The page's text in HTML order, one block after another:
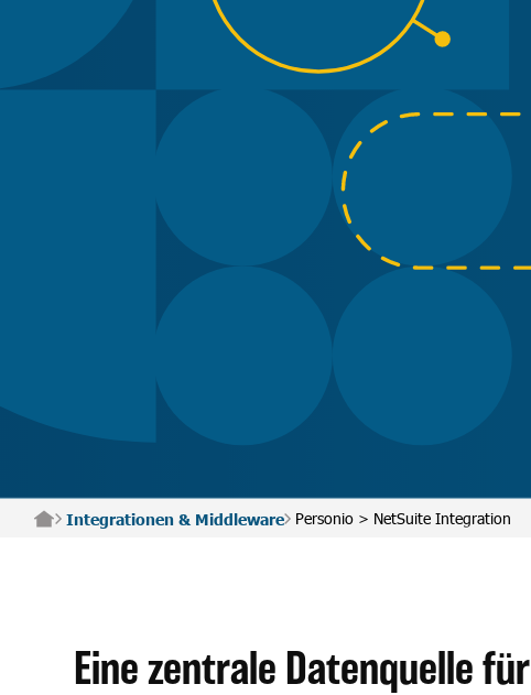
Integrationen & Middleware Personio > NetSuite Integration
Eine zentrale Datenquelle